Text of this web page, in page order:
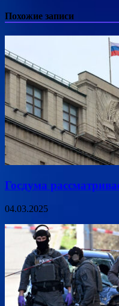
Похожие записи
Госдума
04.03.2025